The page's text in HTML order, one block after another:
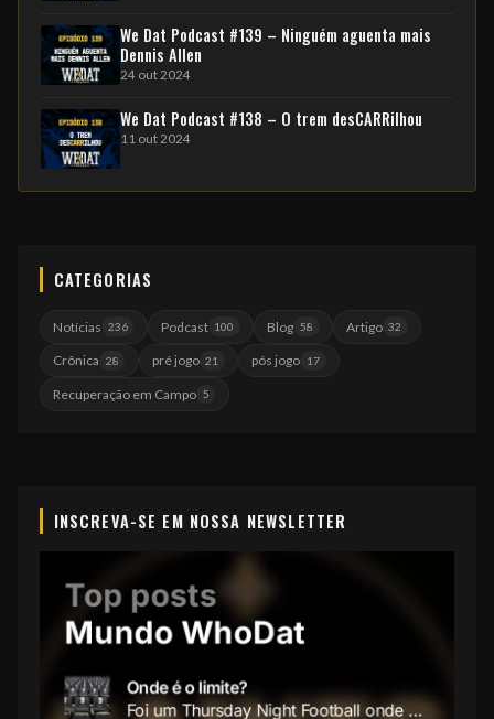
We Dat Podcast #139 – Ninguém aguenta mais
Dennis Allen
24 out 2024
We Dat Podcast #138 – O trem desCARRilhou
11 out 2024
CATEGORIAS
Notícias 236 Podcast 100 Blog 58 Artigo 32
Crônica 28 pré jogo 21 pós jogo 17
Recuperação em Campo 5
INSCREVA-SE EM NOSSA NEWSLETTER